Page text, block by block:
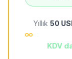
Yıllık 50
KDV